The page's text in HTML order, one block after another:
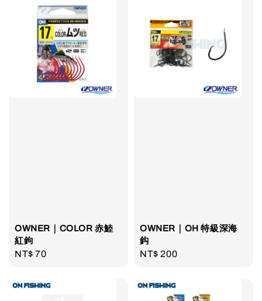
OWNER｜COLOR 赤鯥
紅鉤
Regular
NT$ 70
OWNER｜OH 特級深海
鈎
Regular
NT$ 200